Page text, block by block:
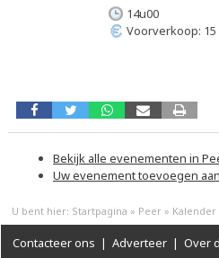
14u00
Voorverkoop: 15
Bekijk alle evenementen in
Uw evenement toevoegen
U bent hier: Startpagina » Peer » Kalender
Contacteer ons | Adverteer | Over